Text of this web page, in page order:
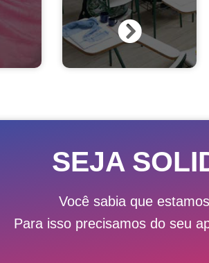
SEJA
Você sabia que
Para isso precisamos do seu